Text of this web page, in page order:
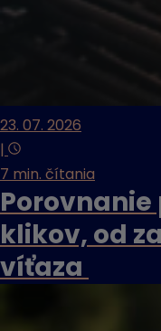
23. 07. 2026
|
7 min. čítania
klikov, od
víťaza